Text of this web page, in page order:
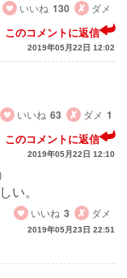
いいね 130 ダメ
このコメントに返信
2019年05月22日 12:02
いいね 63 ダメ 1
このコメントに返信
2019年05月22日 12:10
い。
いいね 3 ダメ
2019年05月23日 22:51